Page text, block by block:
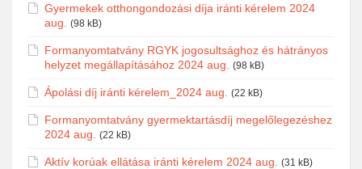
Gyermekek otthongondozási díja iránti kérelem 2024
aug.
(98 kB)
Formanyomtatvány RGYK jogosultsághoz és hátrányos
helyzet megállapításához 2024 aug.
(98 kB)
Ápolási díj iránti kérelem_2024 aug. (22 kB)
Formanyomtatvány gyermektartásdíj megelőlegezéshez
2024 aug.
(22 kB)
Aktív korúak ellátása iránti kérelem 2024 aug. (31 kB)